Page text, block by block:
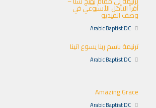
أقرأ التأمل الأسبوعي في
وصف الفيديو
Arabic Baptist DC
ترنيمة باسم ربنا يسوع اتينا
Arabic Baptist DC
Amazing Grace
Arabic Baptist DC